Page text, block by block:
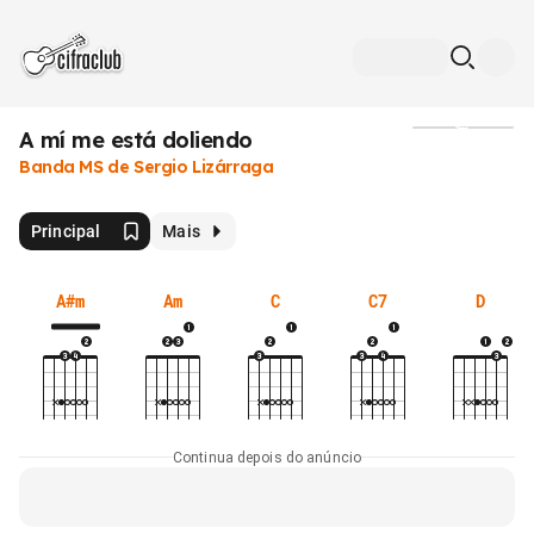
A mí me está doliendo
Banda MS de Sergio Lizárraga
Principal Mais
A#m Am C C7 D
Continua depois do anúncio